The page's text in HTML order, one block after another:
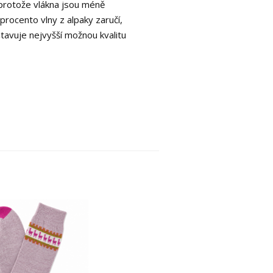
vlákna jsou méně
vlny z alpaky zaručí,
nejvyšší možnou kvalitu